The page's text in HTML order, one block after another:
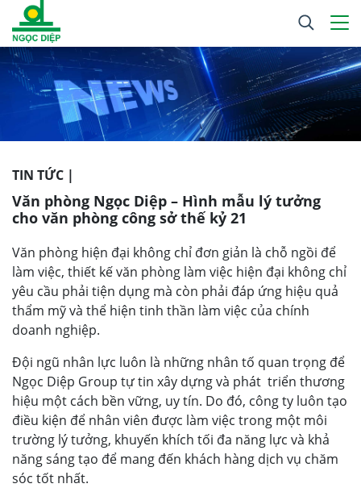
TIN TỨC |
Văn phòng Ngọc Diệp – Hình mẫu lý tưởng
cho văn phòng công sở thế kỷ 21
Văn phòng hiện đại không chỉ đơn giản là chỗ ngồi để
làm việc, thiết kế văn phòng làm việc hiện đại không chỉ
yêu cầu phải tiện dụng mà còn phải đáp ứng hiệu quả
thẩm mỹ và thể hiện tinh thần làm việc của chính
doanh nghiệp.
Đội ngũ nhân lực luôn là những nhân tố quan trọng để
Ngọc Diệp Group tự tin xây dựng và phát triển thương
hiệu một cách bền vững, uy tín. Do đó, công ty luôn tạo
điều kiện để nhân viên được làm việc trong một môi
trường lý tưởng, khuyến khích tối đa năng lực và khả
năng sáng tạo để mang đến khách hàng dịch vụ chăm
sóc tốt nhất.